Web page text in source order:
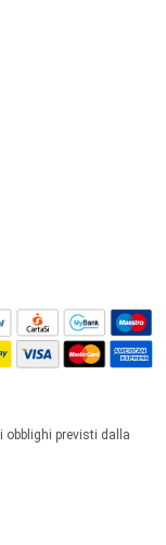
obblighi previsti dalla